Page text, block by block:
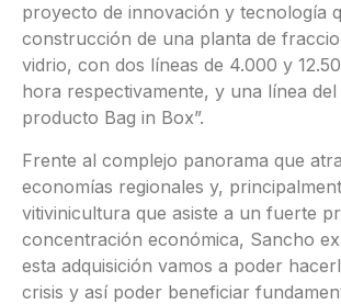
proyecto de innovación y tecnología
construcción de una planta de
vidrio, con dos líneas de 4.000 y
hora respectivamente, y una línea
producto Bag in Box”.
Frente al complejo panorama que
economías regionales y,
vitivinicultura que asiste a un fuerte
concentración económica, Sancho
esta adquisición vamos a poder
crisis y así poder beneficiar